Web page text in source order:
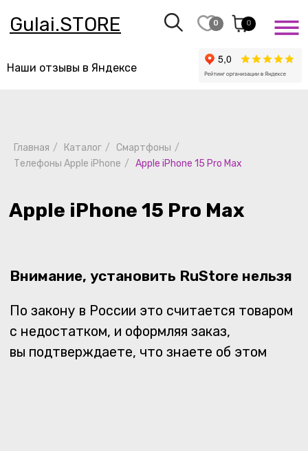
0
Gulai.STORE
Наши отзывы в Яндексе
Главная / Каталог / Смартфоны /
Телефоны Apple iPhone / Apple iPhone 15 Pro Max
Apple iPhone 15 Pro Max
По закону в России это считается товаром